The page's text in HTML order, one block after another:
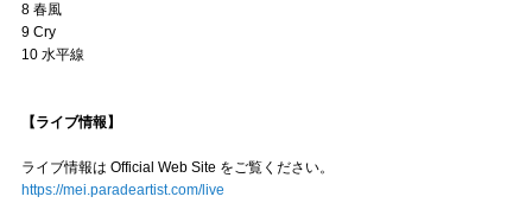
8 春風
9 Cry
10 水平線
【ライブ情報】
ライブ情報は Official Web Site をご覧ください。
https://mei.paradeartist.com/live